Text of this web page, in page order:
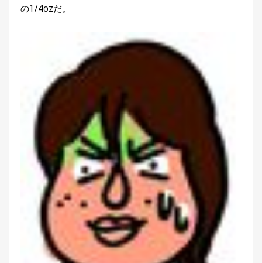
の1/4ozだ。